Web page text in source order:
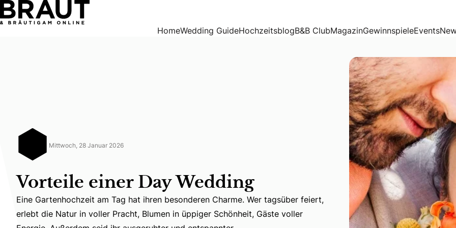
HomeWedding GuideHochzeitsblogB&B ClubMagazinGewinnspieleEvents
Mittwoch, 28 Januar 2026
Vorteile einer Day Wedding
Eine Gartenhochzeit am Tag hat ihren besonderen Charme. Wer tagsüber feiert, erlebt die Natur in voller
Eine Gartenhochzeit am Tag hat ihren besonderen Charme. Wer tagsüber feiert,
erlebt die Natur in voller Pracht, Blumen in üppiger Schönheit, Gäste voller